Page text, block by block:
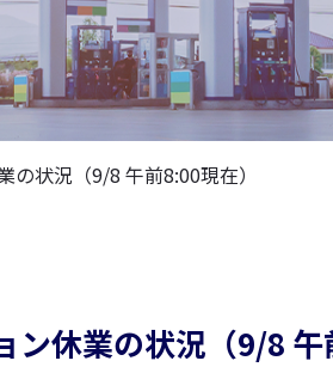
状況（9/8 午前8:00現在）
ン休業の状況（9/8 午